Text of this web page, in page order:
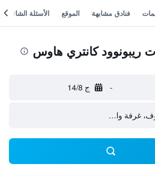
فنادق مشابهة الموقع الأسئلة الشائعة
كانتري هاوس
- ج 14/8